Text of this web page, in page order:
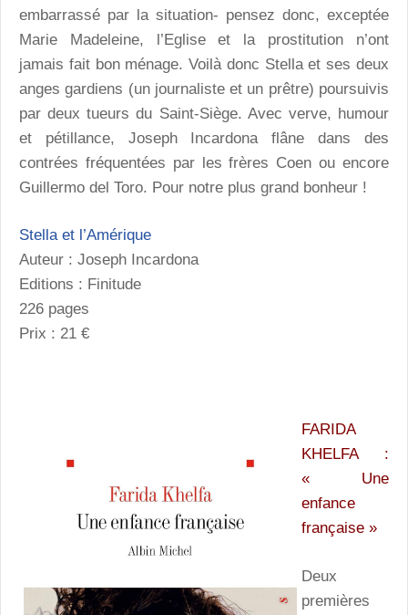
embarrassé par la situation- pensez donc, exceptée
Marie Madeleine, l’Eglise et la prostitution n’ont
jamais fait bon ménage. Voilà donc Stella et ses deux
anges gardiens (un journaliste et un prêtre) poursuivis
par deux tueurs du Saint-Siège. Avec verve, humour
et pétillance, Joseph Incardona flâne dans des
contrées fréquentées par les frères Coen ou encore
Guillermo del Toro. Pour notre plus grand bonheur !
Stella et l’Amérique
Auteur : Joseph Incardona
Editions : Finitude
226 pages
Prix : 21 €
FARIDA
KHELFA :
« Une
enfance
française »
Deux
premières